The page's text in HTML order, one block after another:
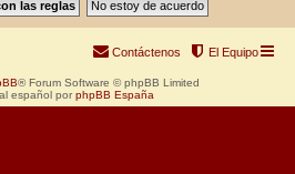
El Equipo
Contáctenos
® Forum Software © phpBB Limited
español por phpBB España